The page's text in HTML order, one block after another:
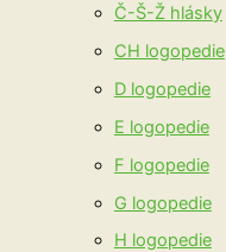
Č-Š-Ž hlásky
CH logopedie
D logopedie
E logopedie
F logopedie
G logopedie
H logopedie